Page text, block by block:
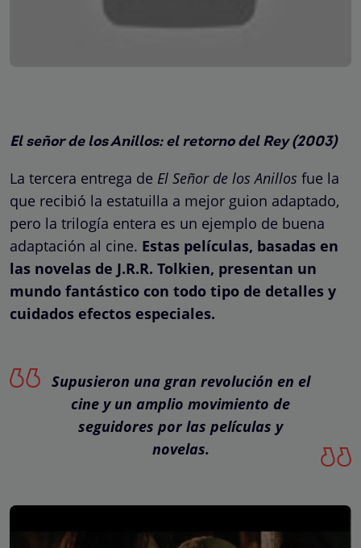
El señor de los Anillos: el retorno del Rey (2003)
La tercera entrega de El Señor de los Anillos fue la
que recibió la estatuilla a mejor guion adaptado,
pero la trilogía entera es un ejemplo de buena
adaptación al cine. Estas películas, basadas en
las novelas de J.R.R. Tolkien, presentan un
mundo fantástico con todo tipo de detalles y
cuidados efectos especiales.
Supusieron una gran revolución en el
cine y un amplio movimiento de
seguidores por las películas y
novelas.